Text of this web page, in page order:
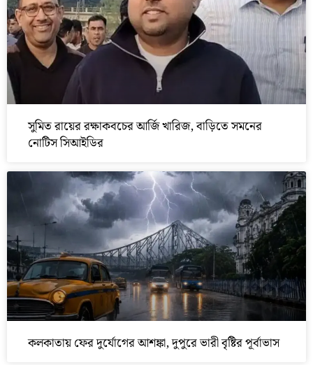
সুমিত রায়ের রক্ষাকবচের আর্জি খারিজ, বাড়িতে সমনের
নোটিস সিআইডির
কলকাতায় ফের দুর্যোগের আশঙ্কা, দুপুরে ভারী বৃষ্টির পূর্বাভাস